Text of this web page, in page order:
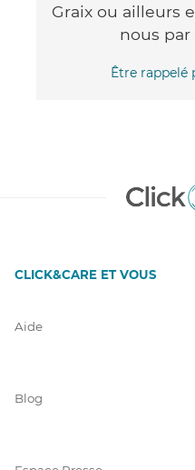
Graix ou ailleurs
nous
Être rappelé
CLICK&CARE ET VOUS
Aide
Blog